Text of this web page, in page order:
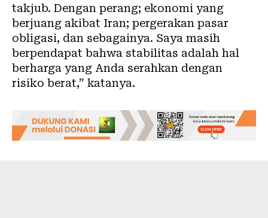
takjub. Dengan perang; ekonomi yang
berjuang akibat Iran; pergerakan pasar
obligasi, dan sebagainya. Saya masih
berpendapat bahwa stabilitas adalah hal
berharga yang Anda serahkan dengan
risiko berat,” katanya.